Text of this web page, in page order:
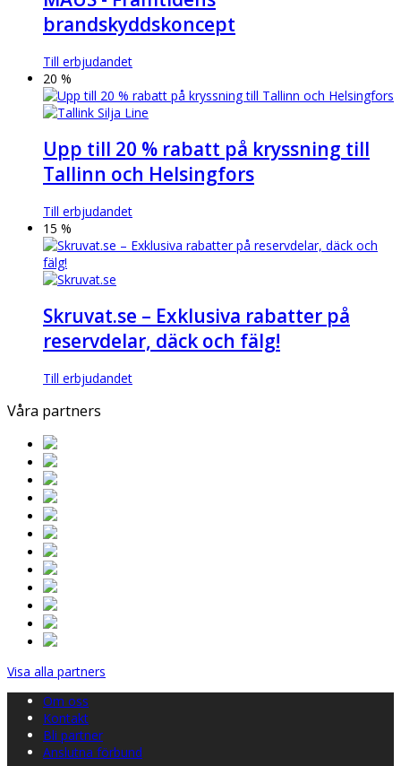
brandskyddskoncept
Till erbjudandet
20 %
Upp till 20 % rabatt på kryssning till
Tallinn och Helsingfors
Till erbjudandet
15 %
Skruvat.se – Exklusiva rabatter på
reservdelar, däck och fälg!
Till erbjudandet
Våra partners
Visa alla partners
Om oss
Kontakt
Bli partner
Anslutna förbund